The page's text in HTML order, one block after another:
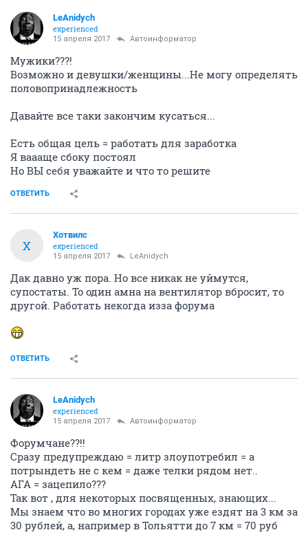
LeAnidych
experienced
15 апреля 2017 Автоинформатор
Мужики???!
Возможно и девушки/женщины...Не могу определять
половопринадлежность
Давайте все таки закончим кусаться...
Есть общая цель = работать для заработка
Я ваааще сбоку постоял
Но ВЫ себя уважайте и что то решите
ОТВЕТИТЬ
Х
Хотвилс
experienced
15 апреля 2017 LeAnidych
Дак давно уж пора. Но все никак не уймутся,
супостаты. То один амна на вентилятор вбросит, то
другой. Работать некогда изза форума
ОТВЕТИТЬ
LeAnidych
experienced
15 апреля 2017 Автоинформатор
Форумчане??!!
Сразу предупреждаю = литр злоупотребил = а
потрындеть не с кем = даже телки рядом нет..
АГА = зацепило???
Так вот , для некоторых посвященных, знающих...
Мы знаем что во многих городах уже ездят на 3 км за
30 рублей, а, например в Тольятти до 7 км = 70 руб